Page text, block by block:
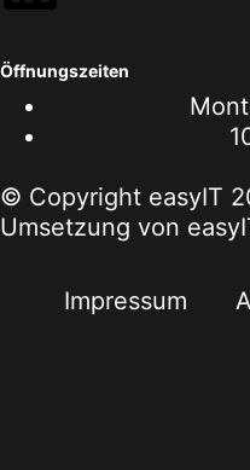
Öffnungszeiten
© Copyright easyIT
Umsetzung von
Impressum